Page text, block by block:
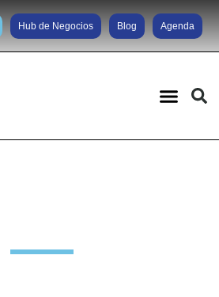
Hub de Negocios Blog Agenda